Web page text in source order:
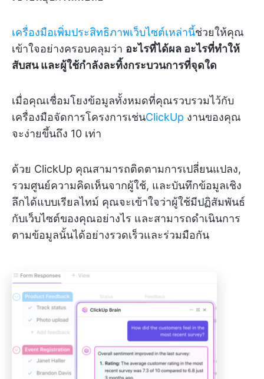
เครื่องมือเพิ่มประสิทธิภาพเว็บไซต์เหล่านี้ช่วยให้คุณ
เข้าใจอย่างครอบคลุมว่า อะไรที่ได้ผล อะไรที่ทำให้
สับสน และผู้ใช้กำลังละทิ้งกระบวนการที่จุดใด
เมื่อคุณเชื่อมโยงข้อมูลทั้งหมดที่คุณรวบรวมไว้กับ
เครื่องมือจัดการโครงการเช่นClickUp งานของคุณ
จะง่ายขึ้นถึง 10 เท่า
ด้วย ClickUp คุณสามารถติดตามการเปลี่ยนแปลง,
รวมศูนย์ความคิดเห็นจากผู้ใช้, และบันทึกข้อมูลเชิง
ลึกได้แบบเรียลไทม์ คุณจะเข้าใจว่าผู้ใช้มีปฏิสัมพันธ์
กับเว็บไซต์ของคุณอย่างไร และสามารถดำเนินการ
ตามข้อมูลนั้นได้อย่างรวดเร็วและร่วมมือกัน